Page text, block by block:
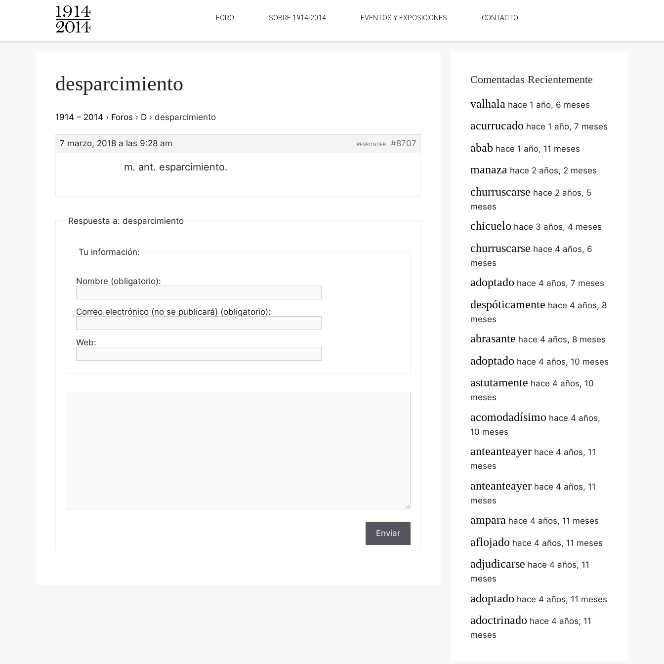
FORO SOBRE 1914-2014 EVENTOS Y EXPOSICIONES CONTACTO
desparcimiento
1914 – 2014 › Foros › D › desparcimiento
7 marzo, 2018 a las 9:28 am #8707
RESPONDER
m. ant. esparcimiento.
Respuesta a: desparcimiento
Tu información:
Nombre (obligatorio):
Correo electrónico (no se publicará) (obligatorio):
Web:
Enviar
Comentadas Recientemente
valhala hace 1 año, 6 meses
acurrucado hace 1 año, 7 meses
abab hace 1 año, 11 meses
manaza hace 2 años, 2 meses
churruscarse hace 2 años, 5
meses
chicuelo hace 3 años, 4 meses
churruscarse hace 4 años, 6
meses
adoptado hace 4 años, 7 meses
despóticamente hace 4 años, 8
meses
abrasante hace 4 años, 8 meses
adoptado hace 4 años, 10 meses
astutamente hace 4 años, 10
meses
acomodadísimo hace 4 años,
10 meses
anteanteayer hace 4 años, 11
meses
anteanteayer hace 4 años, 11
meses
ampara hace 4 años, 11 meses
aflojado hace 4 años, 11 meses
adjudicarse hace 4 años, 11
meses
adoptado hace 4 años, 11 meses
adoctrinado hace 4 años, 11
meses